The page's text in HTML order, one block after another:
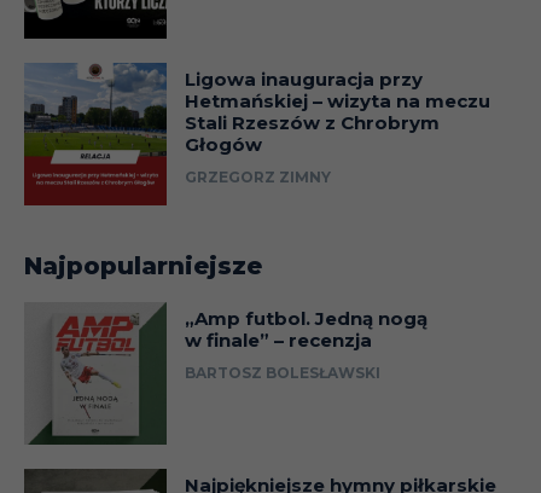
Ligowa inauguracja przy
Hetmańskiej – wizyta na meczu
Stali Rzeszów z Chrobrym
Głogów
GRZEGORZ ZIMNY
Najpopularniejsze
„Amp futbol. Jedną nogą
w finale” – recenzja
BARTOSZ BOLESŁAWSKI
Najpiękniejsze hymny piłkarskie